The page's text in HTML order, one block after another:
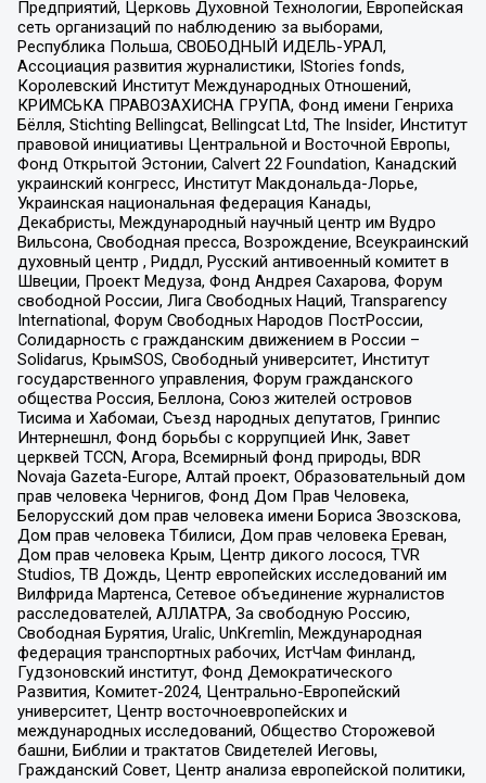
Предприятий, Церковь Духовной Технологии, Европейская
сеть организаций по наблюдению за выборами,
Республика Польша, СВОБОДНЫЙ ИДЕЛЬ-УРАЛ,
Ассоциация развития журналистики, IStories fonds,
Королевский Институт Международных Отношений,
КРИМСЬКА ПРАВОЗАХИСНА ГРУПА, Фонд имени Генриха
Бёлля, Stichting Bellingcat, Bellingcat Ltd, The Insider, Институт
правовой инициативы Центральной и Восточной Европы,
Фонд Открытой Эстонии, Calvert 22 Foundation, Канадский
украинский конгресс, Институт Макдональда-Лорье,
Украинская национальная федерация Канады,
Декабристы, Международный научный центр им Вудро
Вильсона, Свободная пресса, Возрождение, Всеукраинский
духовный центр , Риддл, Русский антивоенный комитет в
Швеции, Проект Медуза, Фонд Андрея Сахарова, Форум
свободной России, Лига Свободных Наций, Transparеncy
International, Форум Свободных Народов ПостРоссии,
Солидарность с гражданским движением в России –
Solidarus, КрымSOS, Свободный университет, Институт
государственного управления, Форум гражданского
общества Россия, Беллона, Союз жителей островов
Тисима и Хабомаи, Съезд народных депутатов, Гринпис
Интернешнл, Фонд борьбы с коррупцией Инк, Завет
церквей TCCN, Агора, Всемирный фонд природы, BDR
Novaja Gazeta-Europe, Алтай проект, Образовательный дом
прав человека Чернигов, Фонд Дом Прав Человека,
Белорусский дом прав человека имени Бориса Звозскова,
Дом прав человека Тбилиси, Дом прав человека Ереван,
Дом прав человека Крым, Центр дикого лосося, TVR
Studios, ТВ Дождь, Центр европейских исследований им
Вилфрида Мартенса, Сетевое объединение журналистов
расследователей, АЛЛАТРА, За свободную Россию,
Свободная Бурятия, Uralic, UnKremlin, Международная
федерация транспортных рабочих, ИстЧам Финланд,
Гудзоновский институт, Фонд Демократического
Развития, Комитет-2024, Центрально-Европейский
университет, Центр восточноевропейских и
международных исследований, Общество Сторожевой
башни, Библии и трактатов Свидетелей Иеговы,
Гражданский Совет, Центр анализа европейской политики,